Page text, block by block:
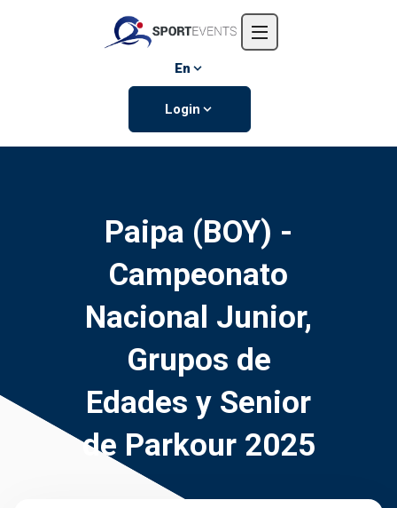
Events
En
Login
Paipa (BOY) -
Campeonato
Nacional Junior,
Grupos de
Edades y Senior
de Parkour 2025